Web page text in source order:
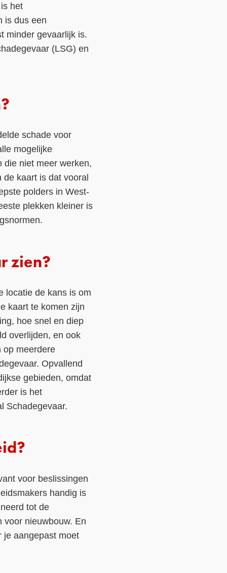
het
is dus een
minder gevaarlijk is.
(LSG) en
schade voor
mogelijke
die niet meer werken,
kaart is dat vooral
polders in West-
plekken kleiner is
zien?
locatie de kans is om
kaart te komen zijn
hoe snel en diep
overlijden, en ook
op meerdere
Opvallend
gebieden, omdat
is het
Schadegevaar.
voor beslissingen
handig is
tot de
voor nieuwbouw. En
je aangepast moet